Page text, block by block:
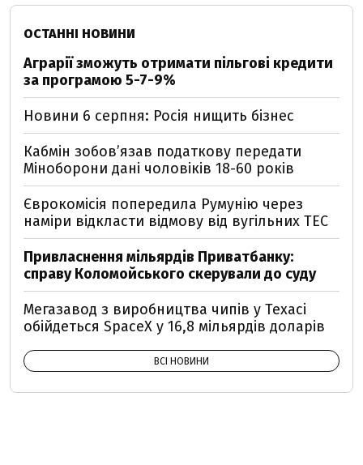
ОСТАННІ НОВИНИ
Аграрії зможуть отримати пільгові кредити
за програмою 5-7-9%
Новини 6 серпня: Росія нищить бізнес
Кабмін зобовʼязав податкову передати
Міноборони дані чоловіків 18-60 років
Єврокомісія попередила Румунію через
наміри відкласти відмову від вугільних ТЕС
Привласнення мільярдів Приватбанку:
справу Коломойського скерували до суду
Мегазавод з виробництва чипів у Техасі
обійдеться SpaceX у 16,8 мільярдів доларів
ВСІ НОВИНИ